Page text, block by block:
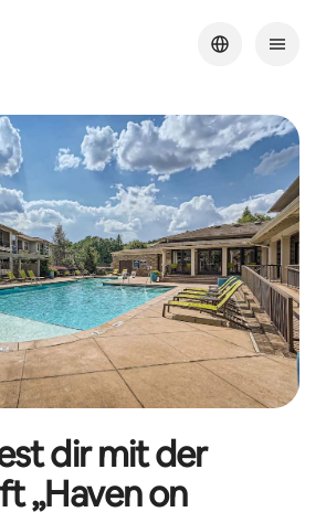
dir mit der
„Haven on